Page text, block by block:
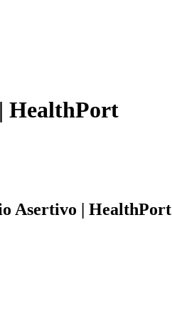
HealthPort
Asertivo | HealthPort